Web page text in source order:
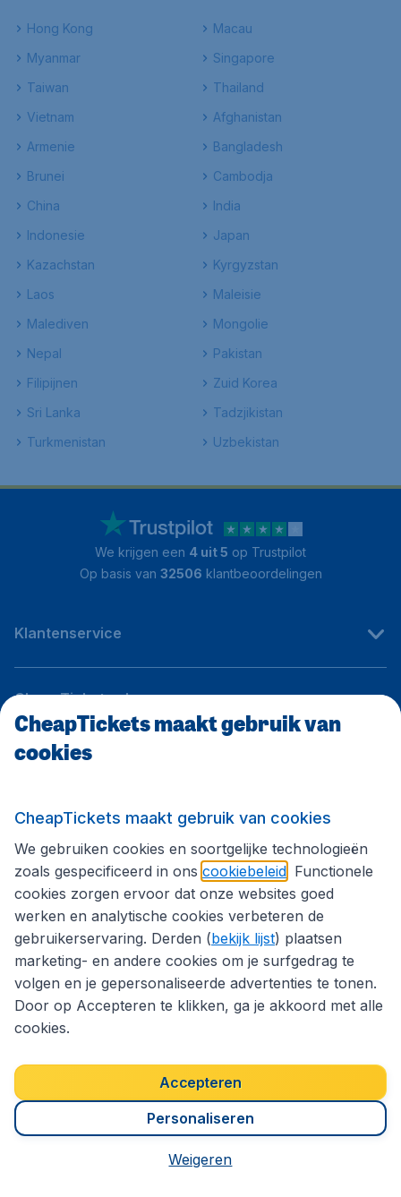
Hong Kong
Macau
Myanmar
Singapore
Taiwan
Thailand
Vietnam
Afghanistan
Armenie
Bangladesh
Brunei
Cambodja
China
India
Indonesie
Japan
Kazachstan
Kyrgyzstan
Laos
Maleisie
Malediven
Mongolie
Nepal
Pakistan
Filipijnen
Zuid Korea
Sri Lanka
Tadzjikistan
Turkmenistan
Uzbekistan
We krijgen een 4 uit 5 op Trustpilot
Op basis van 32506 klantbeoordelingen
Klantenservice
CheapTickets.nl
Internationale sites
Volg CheapTickets.nl
Privacybeleid
Copyright © 2026
CheapTickets maakt gebruik van
cookies
CheapTickets maakt gebruik van cookies
We gebruiken cookies en soortgelijke technologieën
zoals gespecificeerd in ons cookiebeleid . Functionele
cookies zorgen ervoor dat onze websites goed
werken en analytische cookies verbeteren de
gebruikerservaring. Derden (bekijk lijst) plaatsen
marketing- en andere cookies om je surfgedrag te
volgen en je gepersonaliseerde advertenties te tonen.
Door op Accepteren te klikken, ga je akkoord met alle
cookies.
Accepteren
Personaliseren
Weigeren